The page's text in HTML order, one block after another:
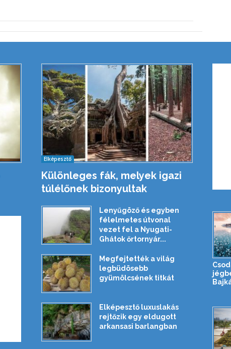
Elképesztő
Különleges fák, melyek igazi
túlélőnek bizonyultak
Lenyűgöző és egyben
félelmetes útvonal
vezet fel a Nyugati-
Ghátok őrtornyár...
Megfejtették a világ
legbüdösebb
gyümölcsének titkát
Elképesztő luxuslakás
rejtőzik egy eldugott
arkansasi barlangban